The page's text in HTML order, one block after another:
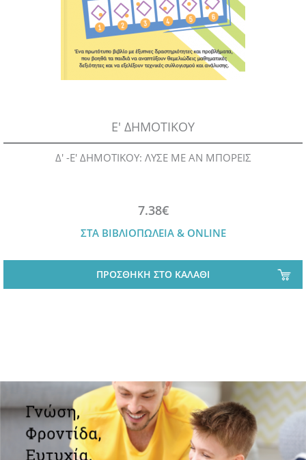
Ε' ΔΗΜΟΤΙΚΟΥ
Δ' -Ε' ΔΗΜΟΤΙΚΟΥ: ΛΥΣΕ ΜΕ ΑΝ ΜΠΟΡΕΙΣ
7.38€
ΣΤΑ ΒΙΒΛΙΟΠΩΛΕΙΑ & ONLINE
ΠΡΟΣΘΗΚΗ ΣΤΟ ΚΑΛΑΘΙ